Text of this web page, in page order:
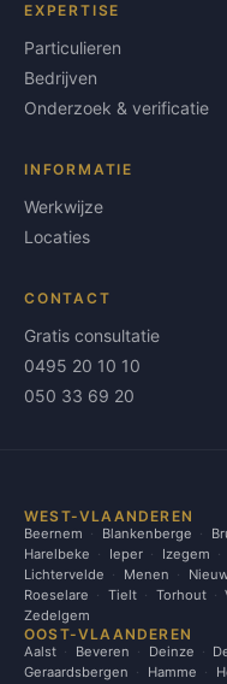
EXPERTISE
Particulieren
Bedrijven
Onderzoek & verificatie
INFORMATIE
Werkwijze
Locaties
CONTACT
Gratis consultatie
0495 20 10 10
050 33 69 20
WEST-VLAANDEREN
Beernem Blankenberge
Harelbeke
Ieper Izegem
Lichtervelde
Menen
Roeselare
Tielt Torhout
Zedelgem
OOST-VLAANDEREN
Aalst Beveren Deinze
Geraardsbergen
Hamme